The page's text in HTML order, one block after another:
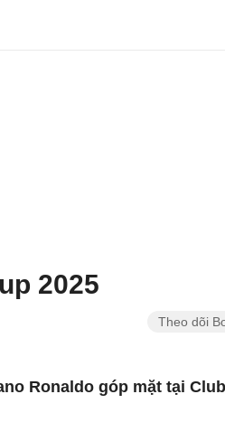
2025
Theo dõi
Ronaldo góp mặt tại